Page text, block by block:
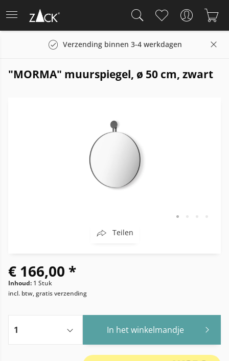
Verzending binnen 3-4 werkdagen
"MORMA" muurspiegel, ø 50 cm, zwart
Teilen
€ 166,00 *
Inhoud: 1 Stuk
incl. btw, gratis verzending
In het winkelmandje